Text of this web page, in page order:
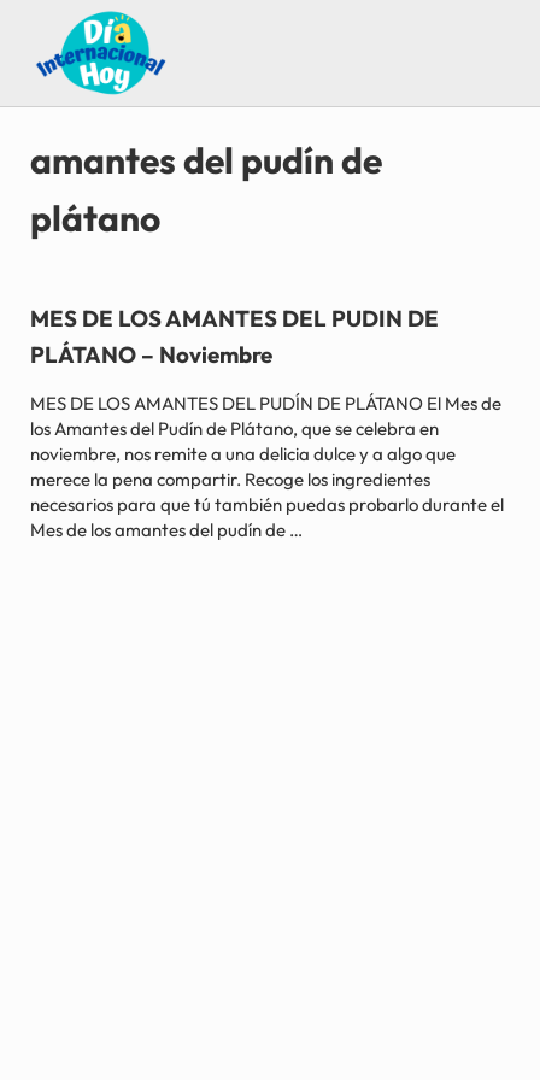
Saltar al contenido principal
Skip to after header navigation
Skip to site footer
Día Internacional Hoy
Guía para saber qué día internacional es hoy
amantes del pudín de
plátano
MES DE LOS AMANTES DEL PUDIN DE
PLÁTANO – Noviembre
MES DE LOS AMANTES DEL PUDÍN DE PLÁTANO El Mes de
los Amantes del Pudín de Plátano, que se celebra en
noviembre, nos remite a una delicia dulce y a algo que
merece la pena compartir. Recoge los ingredientes
necesarios para que tú también puedas probarlo durante el
Mes de los amantes del pudín de …